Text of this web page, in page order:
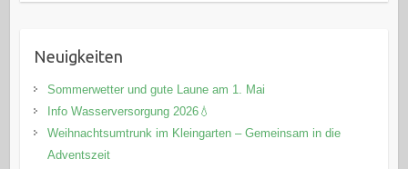
Neuigkeiten
Sommerwetter und gute Laune am 1. Mai
Info Wasserversorgung 2026💧
Weihnachtsumtrunk im Kleingarten – Gemeinsam in die
Adventszeit